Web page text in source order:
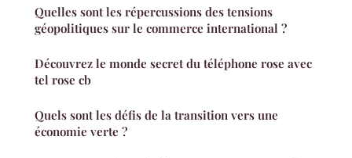
Quelles sont les répercussions des tensions
géopolitiques sur le commerce international ?
Découvrez le monde secret du téléphone rose avec
tel rose cb
Quels sont les défis de la transition vers une
économie verte ?